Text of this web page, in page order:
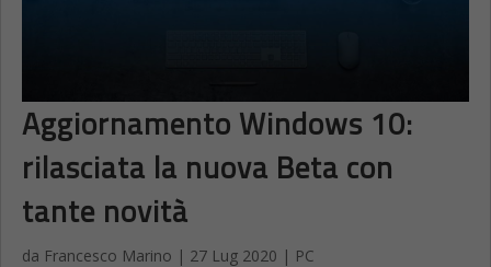
Aggiornamento Windows 10:
rilasciata la nuova Beta con
tante novità
da Francesco Marino | 27 Lug 2020 | PC